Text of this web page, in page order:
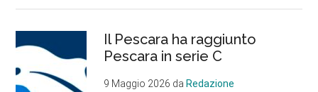
Il Pescara ha raggiunto
Pescara in serie C
9 Maggio 2026 daRedazione